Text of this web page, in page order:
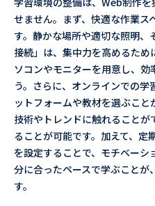
せません。まず、快適な作業ス
す。静かな場所や適切な照明、
接続」は、集中力を高めるた
ソコンやモニターを用意し、
う。さらに、オンラインでの
ットフォームや教材を選ぶこ
技術やトレンドに触れること
ることが可能です。加えて、定
を設定することで、モチベーシ
分に合ったペースで学ぶことが
す。